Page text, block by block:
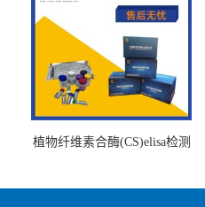
植物纤维素合酶(CS)elisa检测